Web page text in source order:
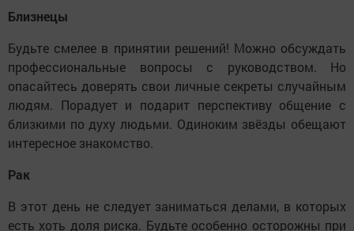
Близнецы
Будьте смелее в принятии решений! Можно обсуждать
профессиональные вопросы с руководством. Но
опасайтесь доверять свои личные секреты случайным
людям. Порадует и подарит перспективу общение с
близкими по духу людьми. Одиноким звёзды обещают
интересное знакомство.
Рак
В этот день не следует заниматься делами, в которых
есть хоть доля риска. Будьте особенно осторожны при